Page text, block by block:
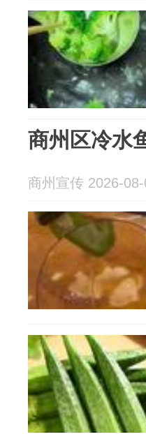
商州区冷水
商州宣传 2026-08-